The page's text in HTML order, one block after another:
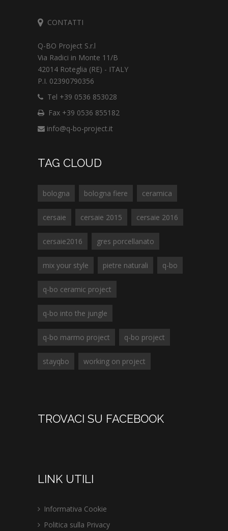
CONTATTI
Q-BO Project S.r.l
Via Radici in Monte 11/B
42014 Roteglia (RE) - ITALY
P.I. 02390790356
Tel +39 0536 853028
Fax +39 0536 855182
info@q-bo-project.it
TAG CLOUD
bologna bologna fiere ceramica
cersaie cersaie 2015 cersaie 2016
cersaie2016 gres porcellanato
mix your style pietre naturali q-bo
q-bo ceramic project
q-bo into the jungle
q-bo marmo project q-bo project
stayqbo working on project
TROVACI SU FACEBOOK
LINK UTILI
Informativa Cookie
Politica sulla Privacy